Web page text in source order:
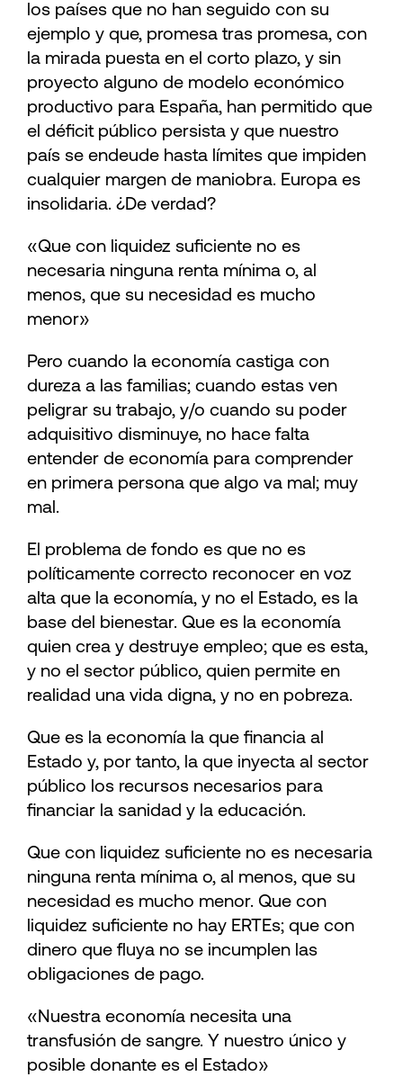
los países que no han seguido con su
ejemplo y que, promesa tras promesa, con
la mirada puesta en el corto plazo, y sin
proyecto alguno de modelo económico
productivo para España, han permitido que
el déficit público persista y que nuestro
país se endeude hasta límites que impiden
cualquier margen de maniobra. Europa es
insolidaria. ¿De verdad?
«Que con liquidez suficiente no es
necesaria ninguna renta mínima o, al
menos, que su necesidad es mucho
menor»
Pero cuando la economía castiga con
dureza a las familias; cuando estas ven
peligrar su trabajo, y/o cuando su poder
adquisitivo disminuye, no hace falta
entender de economía para comprender
en primera persona que algo va mal; muy
mal.
El problema de fondo es que no es
políticamente correcto reconocer en voz
alta que la economía, y no el Estado, es la
base del bienestar. Que es la economía
quien crea y destruye empleo; que es esta,
y no el sector público, quien permite en
realidad una vida digna, y no en pobreza.
Que es la economía la que financia al
Estado y, por tanto, la que inyecta al sector
público los recursos necesarios para
financiar la sanidad y la educación.
Que con liquidez suficiente no es necesaria
ninguna renta mínima o, al menos, que su
necesidad es mucho menor. Que con
liquidez suficiente no hay ERTEs; que con
dinero que fluya no se incumplen las
obligaciones de pago.
«Nuestra economía necesita una
transfusión de sangre. Y nuestro único y
posible donante es el Estado»